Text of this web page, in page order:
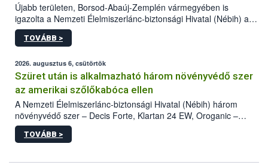
Újabb területen, Borsod-Abaúj-Zemplén vármegyében is
igazolta a Nemzeti Élelmiszerlánc-biztonsági Hivatal (Nébih) a
kőrisrontó karcsúdíszbogár (Agrilus planipennis) jelenlétét. A
kártevőt nem csak színcsapdában találták meg, de már fertőzött
az intenzív felderítést, emellett az intézkedéseket a szlovák
hatósággal is összehangolják a terjedés megállítása érdekében.
TOVÁBB >
2026. augusztus 6, csütörtök
Szüret után is alkalmazható három növényvédő szer
az amerikai szőlőkabóca ellen
A Nemzeti Élelmiszerlánc-biztonsági Hivatal (Nébih) három
növényvédő szer – Decis Forte, Klartan 24 EW, Oroganic –
engedélyokiratát módosította, így azok a szüretet követően,
egészen a vesszőérettség (BBCH 91) stádiumáig
érésű szőlőkben is legyen lehetőség a károsító elleni további
TOVÁBB >